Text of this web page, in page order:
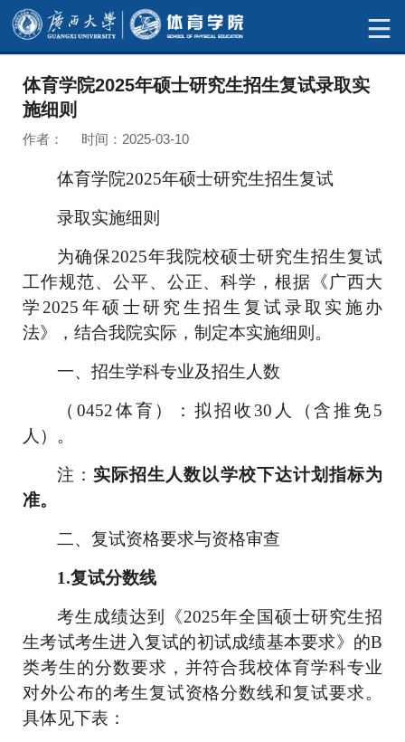
体育学院2025年硕士研究生招生复试录取实
施细则
作者： 时间：2025-03-10
体育学院2025年硕士研究生招生复试
录取实施细则
为确保2025年我院校硕士研究生招生复试
工作规范、公平、公正、科学，根据《广西大
学 2025 年硕士研究生招生复试录取实施办
法》，结合我院实际，制定本实施细则。
一、 招生学科专业及招生人数
（ 0452体育）：拟招收 30 人（含推免5
人） 。
注： 实际招生人数以学校下达计划指标为
准。
二、 复试资格要求与资格审查
1.复试分数线
考生成绩达到《2025年全国硕士研究生招
生考试考生进入复试的初试成绩基本要求》的B
类考生的分数要求，并符合我校体育学科专业
对外公布的考生复试资格分数线和复试要求。
具体见下表：